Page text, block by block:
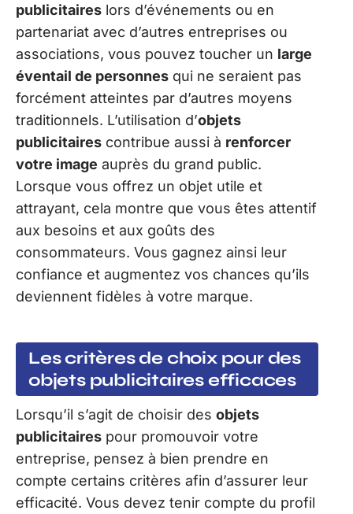
publicitaires lors d’événements ou en
partenariat avec d’autres entreprises ou
associations, vous pouvez toucher un large
éventail de personnes qui ne seraient pas
forcément atteintes par d’autres moyens
traditionnels. L’utilisation d’objets
publicitaires contribue aussi à renforcer
votre image auprès du grand public.
Lorsque vous offrez un objet utile et
attrayant, cela montre que vous êtes attentif
aux besoins et aux goûts des
consommateurs. Vous gagnez ainsi leur
confiance et augmentez vos chances qu’ils
deviennent fidèles à votre marque.
Les critères de choix pour des
objets publicitaires efficaces
Lorsqu’il s’agit de choisir des objets
publicitaires pour promouvoir votre
entreprise, pensez à bien prendre en
compte certains critères afin d’assurer leur
efficacité. Vous devez tenir compte du profil